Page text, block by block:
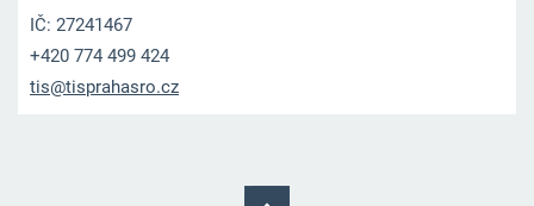
IČ: 27241467
+420 774 499 424
tis@tisprahasro.cz